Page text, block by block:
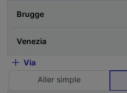
Via
Aller simple